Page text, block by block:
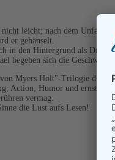
nicht leicht; nach dem
er gehänselt.
in den Hintergrund als Dr.
begeben sich die
Myers Holt"-Trilogie
Action, Humor und ernste
vermag.
die Lust aufs Lesen!